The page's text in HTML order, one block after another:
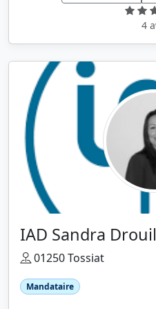
4
IAD Sandra
01250 Tossiat
Mandataire